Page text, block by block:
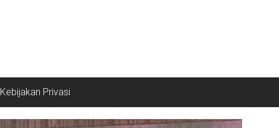
Kebijakan Privasi